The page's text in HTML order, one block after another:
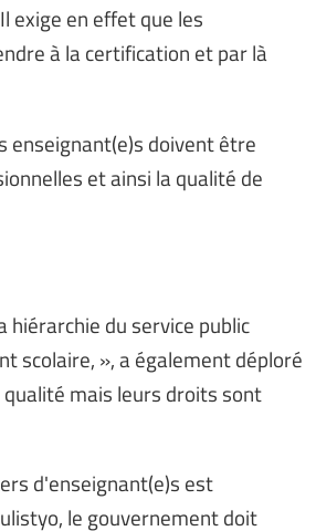
exige en effet que les
à la certification et par là
enseignant(e)s doivent être
et ainsi la qualité de
hiérarchie du service public
scolaire, », a également déploré
mais leurs droits sont
d'enseignant(e)s est
le gouvernement doit